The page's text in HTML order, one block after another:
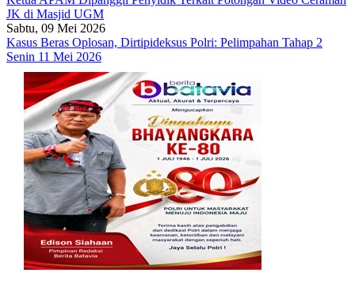
JK di Masjid UGM
Sabtu, 09 Mei 2026
Kasus Beras Oplosan, Dirtipideksus Polri: Pelimpahan Tahap 2
Senin 11 Mei 2026